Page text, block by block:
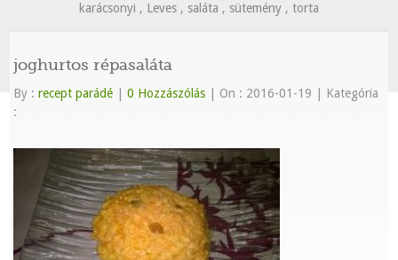
karácsonyi , Leves , saláta , sütemény , torta
joghurtos répasaláta
By :recept parádé 0 Hozzászólás On : 2016-01-19
Kategória
: